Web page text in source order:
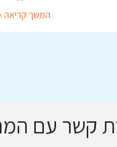
המשך קריאה
קשר עם